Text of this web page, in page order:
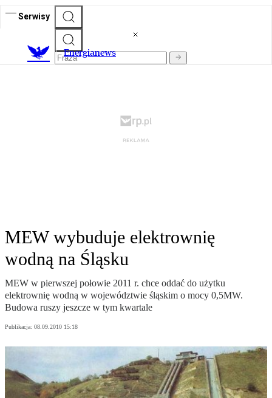
Serwisy
Energianews
MEW wybuduje elektrownię
wodną na Śląsku
MEW w pierwszej połowie 2011 r. chce oddać do użytku
elektrownię wodną w województwie śląskim o mocy 0,5MW.
Budowa ruszy jeszcze w tym kwartale
Publikacja: 08.09.2010 15:18